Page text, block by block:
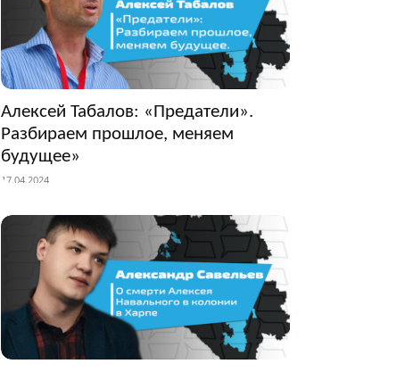
Алексей Табалов: «Предатели».
Разбираем прошлое, меняем
будущее»
17.04.2024